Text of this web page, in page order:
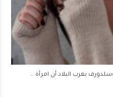
بغرب البلاد أن امرأة …